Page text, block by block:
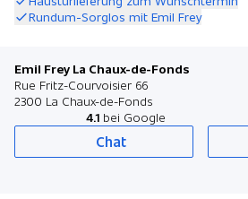
Rundum-Sorglos mit Emil Frey
Emil Frey La Chaux-de-Fonds
Rue Fritz-Courvoisier 66
2300 La Chaux-de-Fonds
4.1 bei Google
Chat